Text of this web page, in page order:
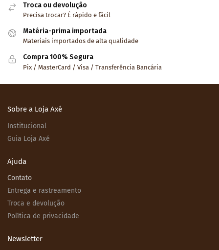
Troca ou devolução
Precisa trocar? É rápido e fácil
Matéria-prima importada
Materiais importados de alta qualidade
Compra 100% Segura
Pix / MasterCard / Visa / Transferência Bancária
Sobre a Loja Axé
Institucional
Guia Loja Axé
Ajuda
Contato
Entrega e rastreamento
Troca e devolução
Política de privacidade
Newsletter